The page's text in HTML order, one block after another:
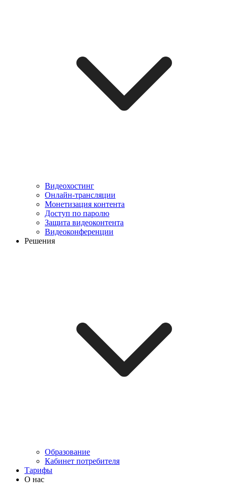
Видеохостинг
Онлайн-трансляции
Монетизация контента
Доступ по паролю
Защита видеоконтента
Видеоконференции
Решения
Образование
Кабинет потребителя
Тарифы
О нас